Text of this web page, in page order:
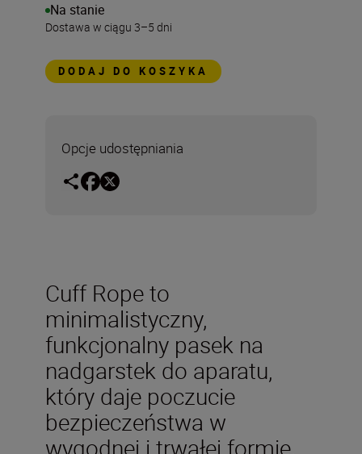
Na stanie
Dostawa w ciągu 3–5 dni
DODAJ DO KOSZYKA
Opcje udostępniania
Cuff Rope to
minimalistyczny,
funkcjonalny pasek na
nadgarstek do aparatu,
który daje poczucie
bezpieczeństwa w
wygodnej i trwałej formie.